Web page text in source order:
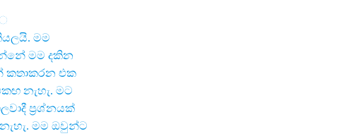
මම
මම දකින
කතාකරන එක
නැහැ. මට
ප‍්‍රශ්නයක්
මම ඔවුන්ට